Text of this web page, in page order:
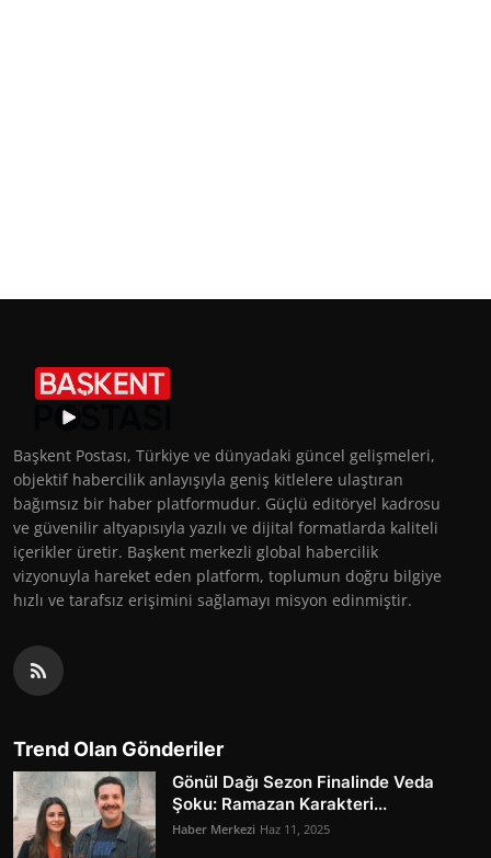
Başkent Postası, Türkiye ve dünyadaki güncel gelişmeleri,
objektif habercilik anlayışıyla geniş kitlelere ulaştıran
bağımsız bir haber platformudur. Güçlü editöryel kadrosu
ve güvenilir altyapısıyla yazılı ve dijital formatlarda kaliteli
içerikler üretir. Başkent merkezli global habercilik
vizyonuyla hareket eden platform, toplumun doğru bilgiye
hızlı ve tarafsız erişimini sağlamayı misyon edinmiştir.
Trend Olan Gönderiler
Gönül Dağı Sezon Finalinde Veda
Şoku: Ramazan Karakteri...
Haber Merkezi Haz 11, 2025